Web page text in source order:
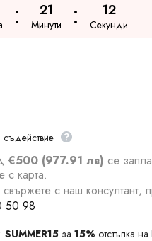
21
Минути
11
Секунди
€500 (977.91 лв) се
с карта.
с наш консултант,
50 98
: SUMMER15 за 15% отстъпка